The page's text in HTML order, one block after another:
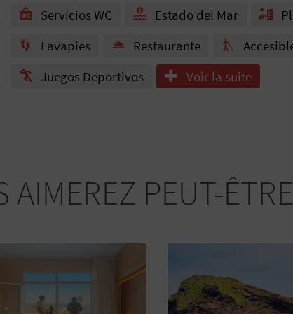
Servicios WC Estado del Mar
Lavapies
Restaurante
Juegos Deportivos
Voir la suite
AIMEREZ PEUT-